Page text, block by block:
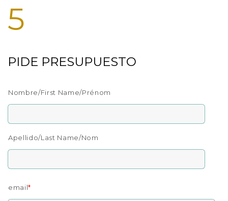
5
PIDE PRESUPUESTO
Nombre/First Name/Prénom
Apellido/Last Name/Nom
email*